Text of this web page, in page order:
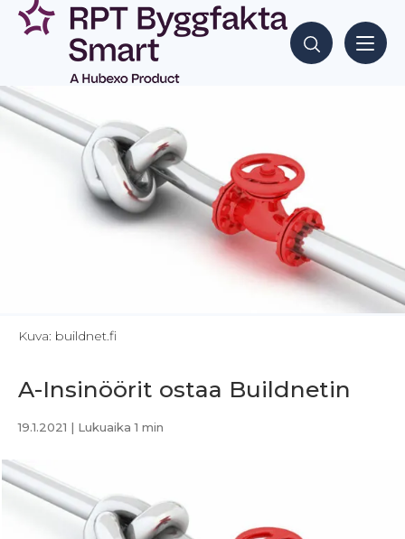
Siirry
sisältöön
Hae sisältöjä
Kuva: buildnet.fi
A-Insinöörit ostaa Buildnetin
19.1.2021 | Lukuaika 1 min